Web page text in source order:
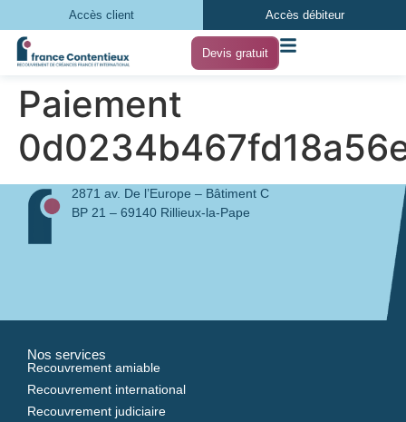
Accès client Accès débiteur
Devis gratuit
Paiement
2871 av. De l’Europe – Bâtiment C
BP 21 – 69140 Rillieux-la-Pape
Nos services
Recouvrement amiable
Recouvrement international
Recouvrement judiciaire